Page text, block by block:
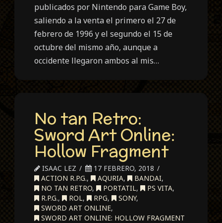
publicados por Nintendo para Game Boy,
saliendo a la venta el primero el 27 de
febrero de 1996 y el segundo el 15 de
octubre del mismo año, aunque a
occidente llegaron ambos al mis…
No tan Retro:
Sword Art Online:
Hollow Fragment
ISAAC LEZ
17 FEBRERO, 2018
ACTION R.P.G., AQURIA, BANDAI,
NO TAN RETRO, PORTATIL, PS VITA,
R.P.G., ROL, RPG, SONY,
SWORD ART ONLINE,
SWORD ART ONLINE: HOLLOW FRAGMENT